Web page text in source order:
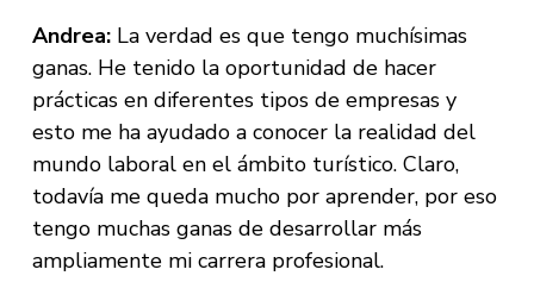
Andrea: La verdad es que tengo muchísimas
ganas. He tenido la oportunidad de hacer
prácticas en diferentes tipos de empresas y
esto me ha ayudado a conocer la realidad del
mundo laboral en el ámbito turístico. Claro,
todavía me queda mucho por aprender, por eso
tengo muchas ganas de desarrollar más
ampliamente mi carrera profesional.